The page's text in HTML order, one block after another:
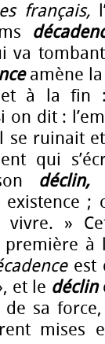
français,
va
amène la
et à la
on dit :
se ruinait
qui
déclin,
;
»
à
est
et le déclin
sa
mises